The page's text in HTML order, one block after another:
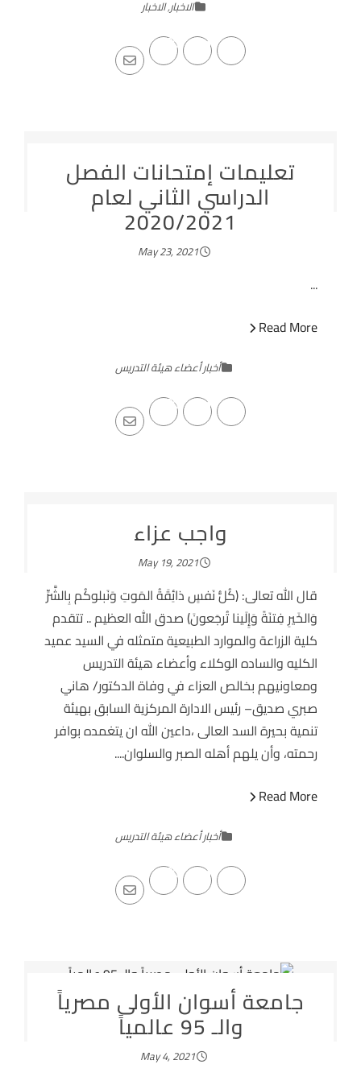
الاخبار,الاخبار
تعليمات إمتحانات الفصل
الدراسي الثاني لعام
2020/2021
May 23, 2021
...
Read More
أخبار أعضاء هيئة التدريس
واجب عزاء
May 19, 2021
قال الله تعالى: (كُلُّ نَفسٍ ذائِقَةُ المَوتِ وَنَبلوكُم بِالشَّرِّ
وَالخَيرِ فِتنَةً وَإِلَينا تُرجَعونَ) صدق الله العظيم .. تتقدم
كلية الزراعة والموارد الطبيعية متمثله في السيد عميد
الكليه والساده الوكلاء وأعضاء هيئة التدريس
ومعاونيهم بخالص العزاء في وفاة الدكتور/ هاني
صبري صديق– رئيس الادارة المركزية السابق بهيئة
تنمية بحيرة السد العالى ،داعين الله ان يتغمده بوافر
رحمته، وأن يلهم أهله الصبر والسلوان....
Read More
أخبار أعضاء هيئة التدريس
جامعة أسوان الأولى مصرياً
والـ 95 عالمياً
May 4, 2021